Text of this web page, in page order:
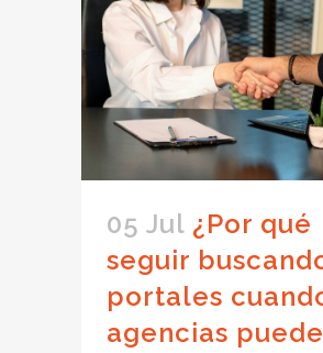
05 Jul ¿Por qué
seguir
portales
agencias